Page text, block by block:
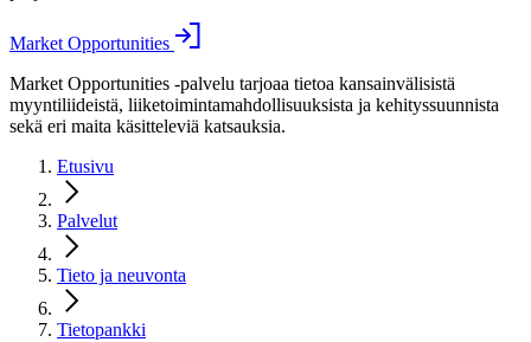
Market Opportunities
Market Opportunities -palvelu tarjoaa tietoa kansainvälisistä
myyntiliideistä, liiketoimintamahdollisuuksista ja kehityssuunnista
sekä eri maita käsitteleviä katsauksia.
Etusivu
Palvelut
Tieto ja neuvonta
Tietopankki